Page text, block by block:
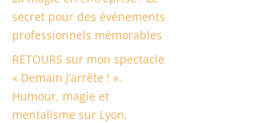
secret pour des événements
professionnels mémorables
RETOURS sur mon spectacle
« Demain j’arrête ! ».
Humour, magie et
mentalisme sur Lyon,